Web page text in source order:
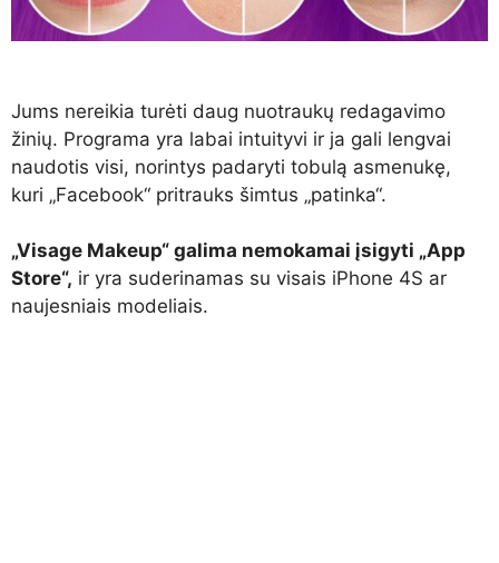
Jums nereikia turėti daug nuotraukų redagavimo
žinių. Programa yra labai intuityvi ir ja gali lengvai
naudotis visi, norintys padaryti tobulą asmenukę,
kuri „Facebook“ pritrauks šimtus „patinka“.
„Visage Makeup“ galima nemokamai įsigyti „App
Store“, ir yra suderinamas su visais iPhone 4S ar
naujesniais modeliais.